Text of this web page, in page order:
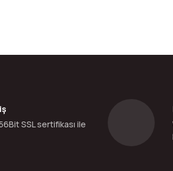
SSL sertifikası ile